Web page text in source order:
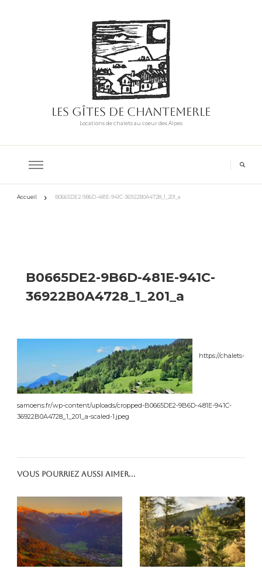
Les Gîtes de Chantemerle
Locations de chalets au coeur des Alpes
Accueil B0665DE2-9B6D-481E-941C-36922B0A4728_1_201_a
B0665DE2-9B6D-481E-941C-
36922B0A4728_1_201_a
https://chalets-
samoens.fr/wp-content/uploads/cropped-B0665DE2-9B6D-481E-941C-
36922B0A4728_1_201_a-scaled-1.jpeg
Vous pourriez aussi aimer...